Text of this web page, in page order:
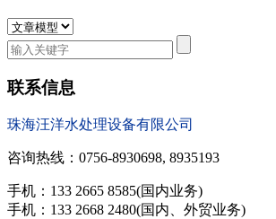
联系信息
珠海汪洋水处理设备有限公司
咨询热线：0756-8930698, 8935193
手机：133 2665 8585(国内业务)
手机：133 2668 2480(国内、外贸业务)